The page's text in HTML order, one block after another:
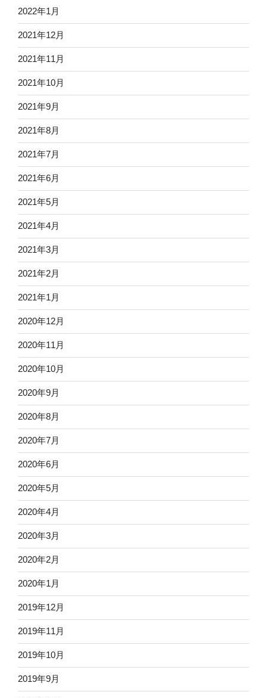
2022年1月
2021年12月
2021年11月
2021年10月
2021年9月
2021年8月
2021年7月
2021年6月
2021年5月
2021年4月
2021年3月
2021年2月
2021年1月
2020年12月
2020年11月
2020年10月
2020年9月
2020年8月
2020年7月
2020年6月
2020年5月
2020年4月
2020年3月
2020年2月
2020年1月
2019年12月
2019年11月
2019年10月
2019年9月